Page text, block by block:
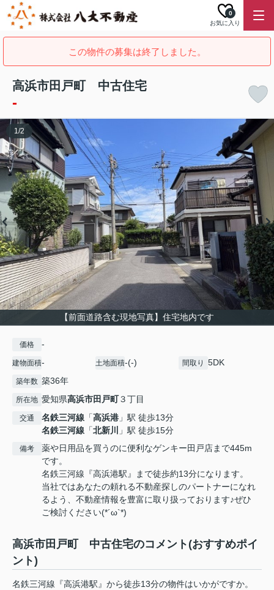
お気に入り
0
この物件の募集は終了しました。
高浜市田戸町 中古住宅
-
【前面道路含む現地写真】住宅地内です
1/2
価格 -
建物面積- 土地面積-(-) 間取り 5DK
築年数 築36年
所在地 愛知県高浜市田戸町３丁目
交通 名鉄三河線 「高浜港 」駅 徒歩13分
名鉄三河線 「北新川 」駅 徒歩15分
備考
薬や日用品を買うのに便利なゲンキー田戸店まで445m
です。
名鉄三河線『高浜港駅』まで徒歩約13分になります。
当社ではあなたの頼れる不動産探しのパートナーになれ
るよう、不動産情報を豊富に取り扱っております♪ぜひ
ご検討ください(*´ω`*)
高浜市田戸町 中古住宅のコメント(おすすめポイ
ント)
名鉄三河線『高浜港駅』から徒歩13分の物件はいかがですか。